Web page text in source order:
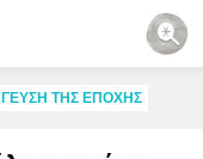
ΤΗΣ ΕΠΟΧΗΣ